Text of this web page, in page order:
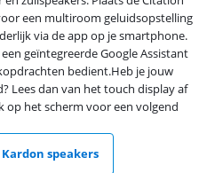
een multiroom geluidsopstelling
via de app op je smartphone.
geïntegreerde Google Assistant
bedient.Heb je jouw
Lees dan van het touch display af
op het scherm voor een volgend
speakers